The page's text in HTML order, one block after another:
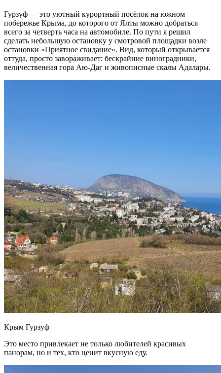
Гурзуф — это уютный курортный посёлок на южном
побережье Крыма, до которого от Ялты можно добраться
всего за четверть часа на автомобиле. По пути я решил
сделать небольшую остановку у смотровой площадки возле
остановки «Приятное свидание». Вид, который открывается
оттуда, просто завораживает: бескрайние виноградники,
величественная гора Аю-Даг и живописные скалы Адалары.
Крым Гурзуф
Это место привлекает не только любителей красивых
панорам, но и тех, кто ценит вкусную еду.